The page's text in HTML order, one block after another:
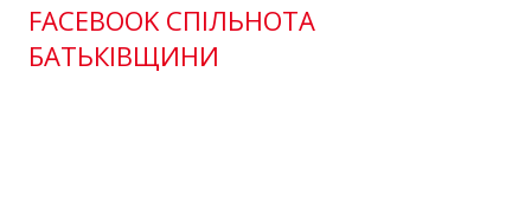
FACEBOOK СПІЛЬНОТА
БАТЬКІВЩИНИ